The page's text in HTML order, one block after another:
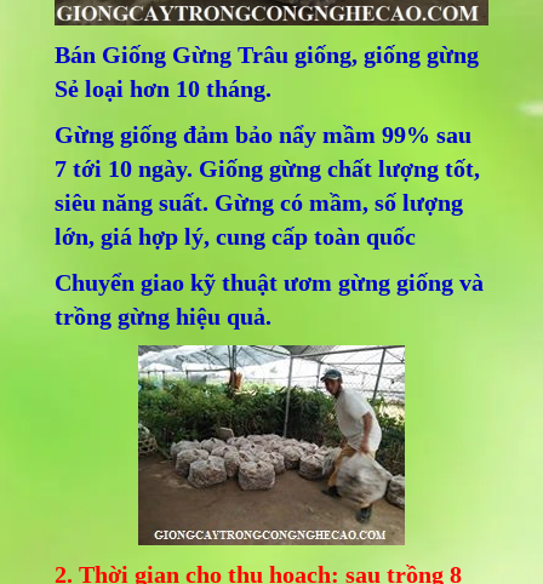
Bán Giống Gừng Trâu giống, giống gừng
Sẻ loại hơn 10 tháng.
Gừng giống đảm bảo nẩy mầm 99% sau
7 tới 10 ngày. Giống gừng chất lượng tốt,
siêu năng suất. Gừng có mầm, số lượng
lớn, giá hợp lý, cung cấp toàn quốc
Chuyển giao kỹ thuật ươm gừng giống và
trồng gừng hiệu quả.
2. Thời gian cho thu hoạch: sau trồng 8